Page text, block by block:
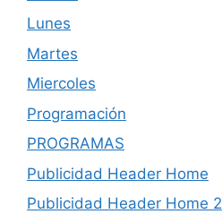
Lunes
Martes
Miercoles
Programación
PROGRAMAS
Publicidad Header Home
Publicidad Header Home 2